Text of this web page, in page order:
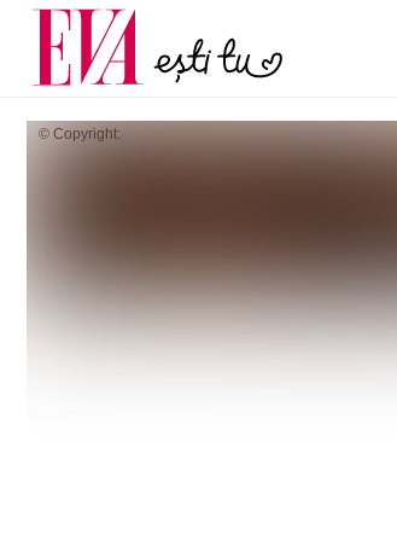
© Copyright:
Carieră
Actualitate